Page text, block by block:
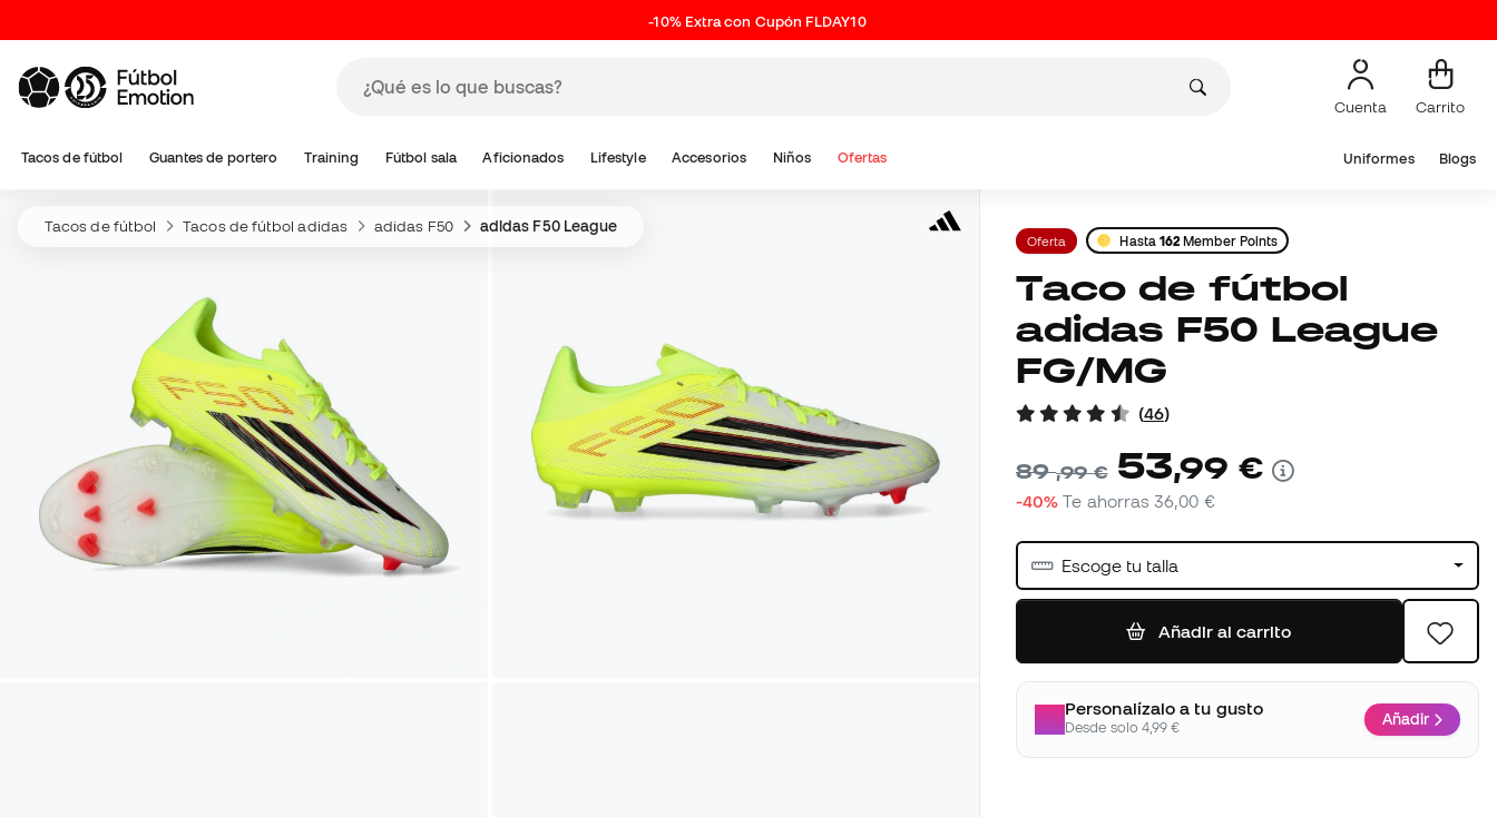
-10% Extra con Cupón FLDAY10
Cuenta Carrito
Tacos de fútbol Guantes de portero Training Fútbol sala Aficionados Lifestyle Accesorios Niños Ofertas Uniformes Blogs
Tacos de fútbol Tacos de fútbol adidas adidas F50 adidas F50 League
Oferta Hasta 162 Member Points
Taco de fútbol
adidas F50 League
FG/MG
(46)
89,99 € 53,99 €
-40% Te ahorras36,00 €
Escoge tu talla
Añadir al carrito
Personalízalo a tu gusto
Desde solo 4,99 € Añadir